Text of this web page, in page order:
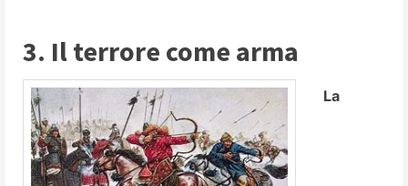
3. Il terrore come arma
La